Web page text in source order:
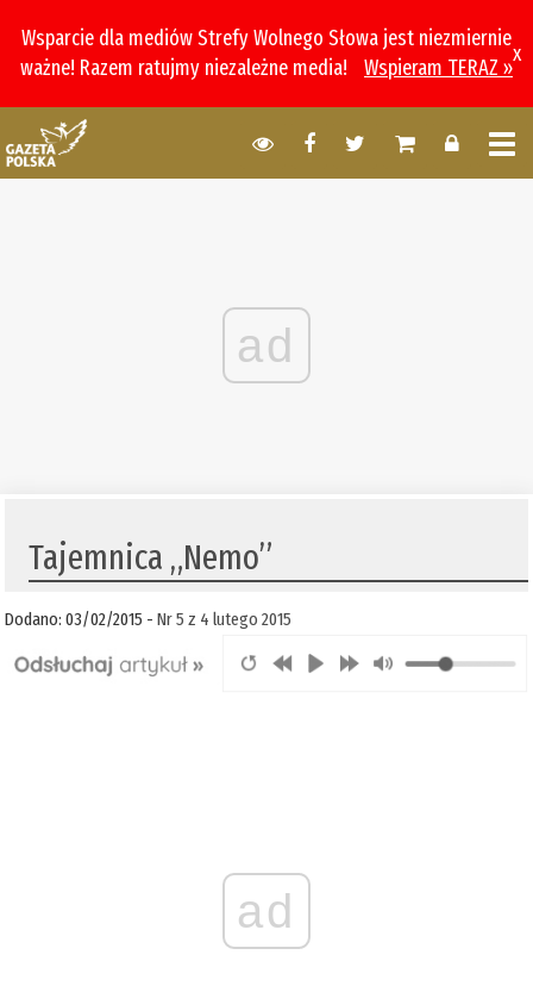
Wsparcie dla mediów Strefy Wolnego Słowa jest niezmiernie
ważne! Razem ratujmy niezależne media!
Wspieram TERAZ »
x
ad
Tajemnica „Nemo”
Dodano: 03/02/2015 -Nr 5 z 4 lutego 2015
ad